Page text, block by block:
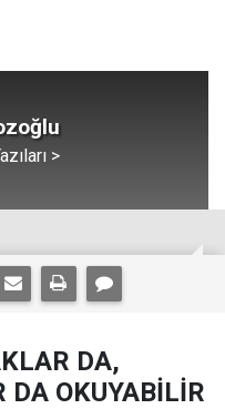
>
DA,
OKUYABİLİR